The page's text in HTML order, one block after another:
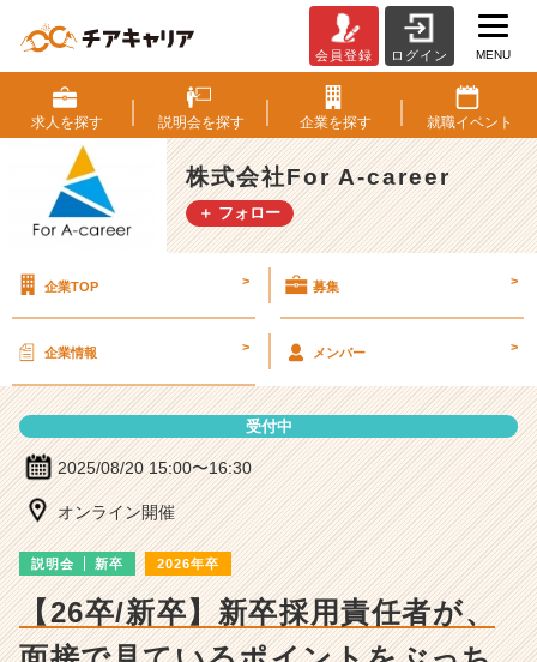
式
会
社
F
o
r
a
e
r
の
説
細
|
会員登録 ログイン MENU
求人を探す 説明会を探す 企業を探す 就職イベント
株式会社For A-career
＋ フォロー
企業TOP > 募集 >
企業情報 > メンバー >
受付中
2025/08/20 15:00〜16:30
オンライン開催
説明会 新卒 2026年卒
【26卒/新卒】新卒採用責任者が、